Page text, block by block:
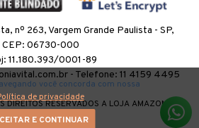
nº 263, Vargem Grande Paulista - SP,
CEP: 06730-000
11.180.393/0001-89
- Telefone: 11 4159 4495
DIREITOS RESERVADOS A LOJA AMAZONIA
VITAL
E CONTINUAR
você concorda com nossa
de privacidade